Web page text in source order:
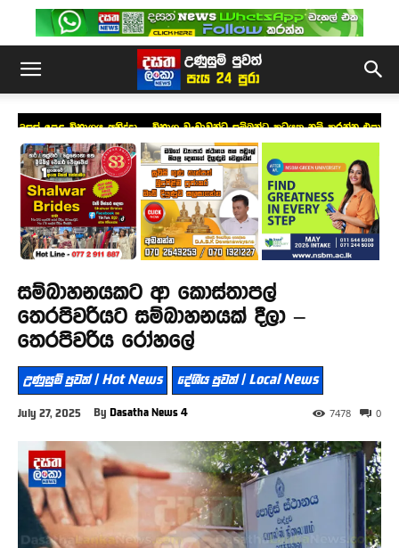
උසස් පෙළ විභාගය අනිද්දා – විභාග වංචාවන්ට සම්බන්ධ කටයුතු නම් කරන්න එපා
!
සම්බාහනයකට ආ කොස්තාපල්
තෙරපිවරියට සම්බාහනයක් දීලා –
තෙරපිවරිය රෝහලේ
උණුසුම් පුවත් | Hot News දේශීය පුවත් | Local News
July 27, 2025 By Dasatha News 4 0
7478